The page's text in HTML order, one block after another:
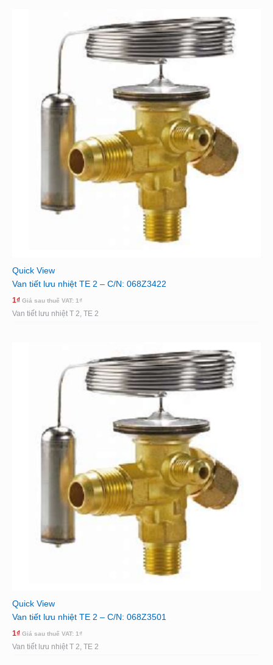
Quick View
Van tiết lưu nhiệt TE 2 – C/N: 068Z3422
1₫ Giá sau thuế VAT: 1₫
Van tiết lưu nhiệt T 2, TE 2
Quick View
Van tiết lưu nhiệt TE 2 – C/N: 068Z3501
1₫ Giá sau thuế VAT: 1₫
Van tiết lưu nhiệt T 2, TE 2